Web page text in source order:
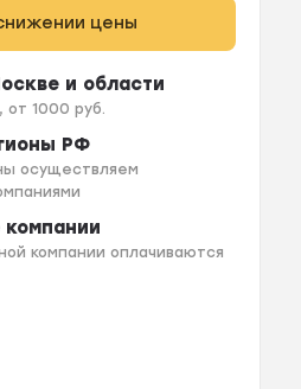
цены
и области
от 1000 руб.
РФ
осуществляем
компании оплачиваются